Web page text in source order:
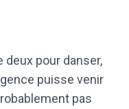
deux pour danser,
puisse venir
pas